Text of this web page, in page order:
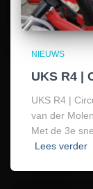
NIEUWS
UKS R4 |
UKS R4 |
van der
Met de 3e
Lees verder